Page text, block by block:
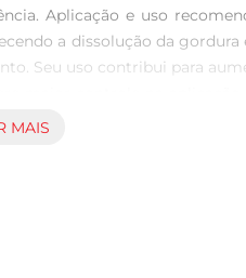
Aplicação e uso
a dissolução da
Seu uso contribui para
oferece aqui uma
MAIS